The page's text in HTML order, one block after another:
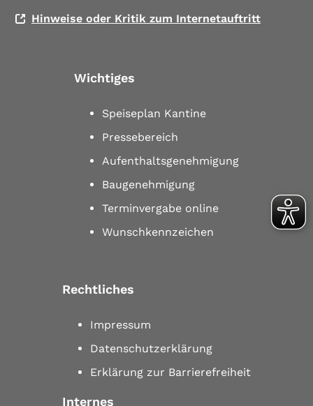
Hinweise oder Kritik zum Internetauftritt
Wichtiges
Speiseplan Kantine
Pressebereich
Aufenthaltsgenehmigung
Baugenehmigung
Terminvergabe online
Wunschkennzeichen
Rechtliches
Impressum
Datenschutzerklärung
Erklärung zur Barrierefreiheit
Internes